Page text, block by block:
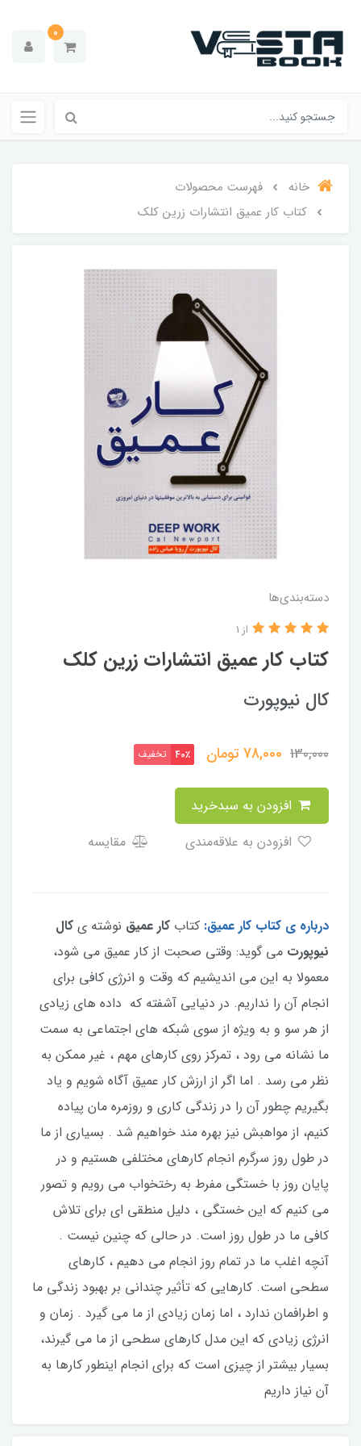
0
خانه
فهرست محصولات
کتاب کار عمیق انتشارات زرین کلک
دسته‌بندی‌ها
کتاب کار عمیق انتشارات زرین کلک
از 1
کال نیوپورت
130,000
78,000تومان 40٪ تخفیف
مقایسه
درباره ی کتاب کار عمیق: کتاب کار عمیق نوشته ی کال
نیوپورت می گوید: وقتی صحبت از کار عمیق می شود،
معمولا به این می اندیشیم که وقت و انرژی کافی برای
انجام آن را نداریم. در دنیایی آشفته که داده های زیادی
از هر سو و به ویژه از سوی شبکه های اجتماعی به سمت
ما نشانه می رود ، تمرکز روی کارهای مهم ، غیر ممکن به
نظر می رسد . اما اگر از ارزش کار عمیق آگاه شویم و یاد
بگیریم چطور آن را در زندگی کاری و روزمره مان پیاده
کنیم، از مواهبش نیز بهره مند خواهیم شد . بسیاری از ما
در طول روز سرگرم انجام کارهای مختلفی هستیم و در
پایان روز با خستگی مفرط به رختخواب می رویم و تصور
می کنیم که این خستگی ، دلیل منطقی ای برای تلاش
کافی ما در طول روز است. در حالی که چنین نیست .
آنچه اغلب ما در تمام روز انجام می دهیم ، کارهای
سطحی است. کارهایی که تأثیر چندانی بر بهبود زندگی ما
و اطرافمان ندارد ، اما زمان زیادی از ما می گیرد . زمان و
انرژی زیادی که این مدل کارهای سطحی از ما می گیرند،
بسیار بیشتر از چیزی است که برای انجام اینطور کارها به
آن نیاز داریم